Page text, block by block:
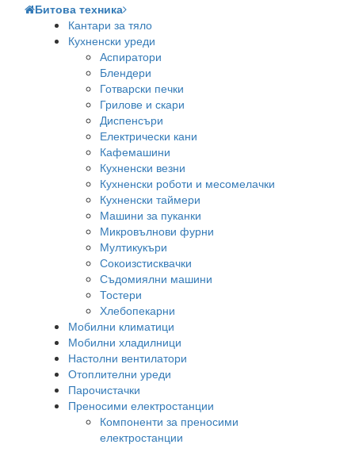
Битова техника
Кантари за тяло
Кухненски уреди
Аспиратори
Блендери
Готварски печки
Грилове и скари
Диспенсъри
Електрически кани
Кафемашини
Кухненски везни
Кухненски роботи и месомелачки
Кухненски таймери
Машини за пуканки
Микровълнови фурни
Мултикукъри
Сокоизстисквачки
Съдомиялни машини
Тостери
Хлебопекарни
Мобилни климатици
Мобилни хладилници
Настолни вентилатори
Отоплителни уреди
Парочистачки
Преносими електростанции
Компоненти за преносими
електростанции